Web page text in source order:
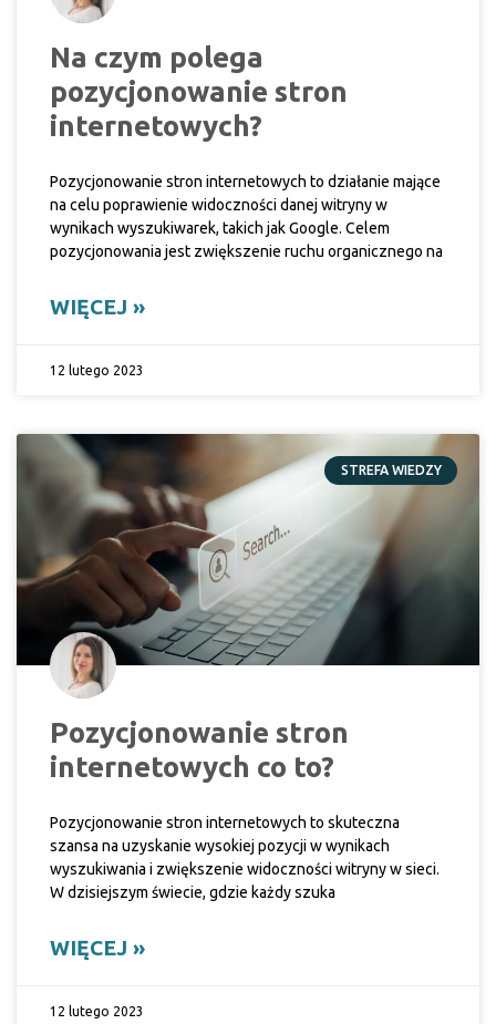
Na czym polega
pozycjonowanie stron
internetowych?
Pozycjonowanie stron internetowych to działanie mające
na celu poprawienie widoczności danej witryny w
wynikach wyszukiwarek, takich jak Google. Celem
pozycjonowania jest zwiększenie ruchu organicznego na
WIĘCEJ »
12 lutego 2023
STREFA WIEDZY
Pozycjonowanie stron
internetowych co to?
Pozycjonowanie stron internetowych to skuteczna
szansa na uzyskanie wysokiej pozycji w wynikach
wyszukiwania i zwiększenie widoczności witryny w sieci.
W dzisiejszym świecie, gdzie każdy szuka
WIĘCEJ »
12 lutego 2023